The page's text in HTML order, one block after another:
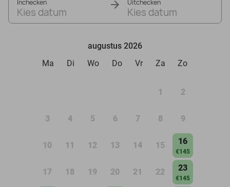
Inchecken
Kies datum
Uitchecken
Kies datum
augustus 2026
Ma
Di Wo Do Vr Za Zo
1 2
3 4 5 6 7 8 9
10 11 12 13 14 15 16
€145
17 18 19 20 21 22 23
€145